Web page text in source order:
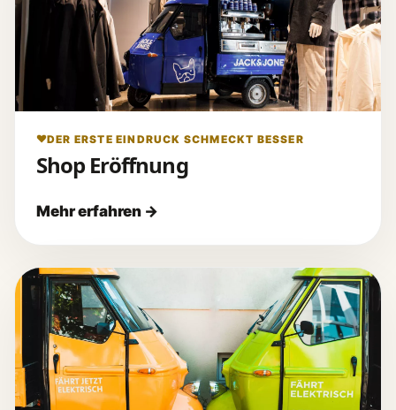
DER ERSTE EINDRUCK SCHMECKT BESSER
Shop Eröffnung